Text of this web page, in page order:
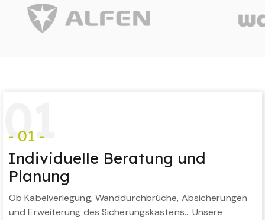
01
- 01 -
Individuelle Beratung und
Planung
Ob Kabelverlegung, Wanddurchbrüche, Absicherungen
und Erweiterung des Sicherungskastens… Unsere